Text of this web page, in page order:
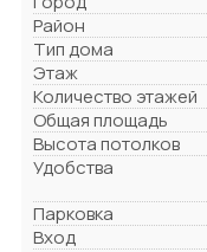
Район
Тип дома
Этаж
Количество этажей
Общая площадь
Высота потолков
Удобства
Парковка
Вход